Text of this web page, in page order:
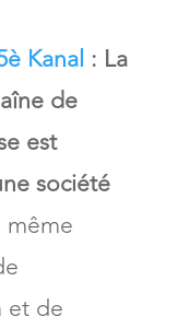
Kanal : La
de
est
société
et de